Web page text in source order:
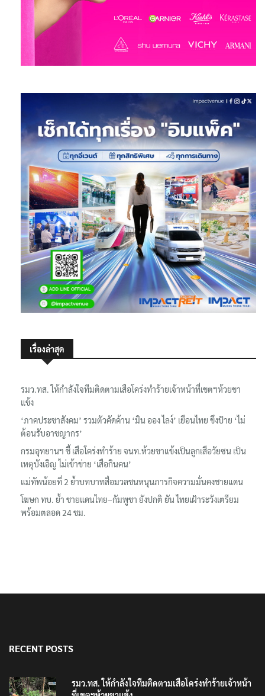
เรื่องล่าสุด
รมว.ทส. ให้กำลังใจทีมติดตามเสือโคร่งทำร้ายเจ้าหน้าที่เขตฯห้วยขา
แข้ง
‘ภาคประชาสังคม’ รวมตัวคัดค้าน ‘มิน ออง ไลง์’ เยือนไทย ขึงป้าย ‘ไม่
ต้อนรับอาชญากร’
กรมอุทยานฯ ชี้ เสือโคร่งทำร้าย จนท.ห้วยขาแข้งเป็นลูกเสือวัยซน เป็น
เหตุบังเอิญ ไม่เข้าข่าย ‘เสือกินคน’
แม่ทัพน้อยที่ 2 ย้ำบทบาทสื่อมวลชนหนุนภารกิจความมั่นคงชายแดน
โฆษก ทบ. ย้ำ ชายแดนไทย–กัมพูชา ยังปกติ ยัน ไทยเฝ้าระวังเตรียม
พร้อมตลอด 24 ชม.
RECENT POSTS
รมว.ทส. ให้กำลังใจทีมติดตามเสือโคร่งทำร้ายเจ้าหน้า